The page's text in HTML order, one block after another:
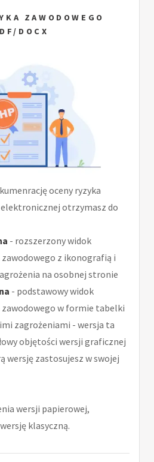
ZAWODOWEGO
DOCX
oceny ryzyka
otrzymasz do
- rozszerzony widok
z ikonografią i
na osobnej stronie
- podstawowy widok
w formie tabelki
zagrożeniami - wersja ta
objętości wersji graficznej
wersję zastosujesz w swojej
wersji papierowej,
klasyczną.